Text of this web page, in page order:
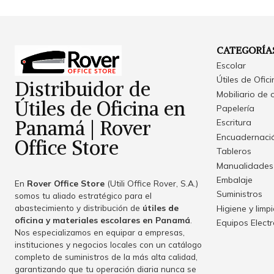
Distribuidor de
Útiles de Oficina en
Panamá | Rover
Office Store
En Rover Office Store (Utili Office Rover, S.A.)
somos tu aliado estratégico para el
abastecimiento y distribución de útiles de
oficina y materiales escolares en Panamá
Nos especializamos en equipar a empresas,
instituciones y negocios locales con un catálogo
completo de suministros de la más alta calidad,
garantizando que tu operación diaria nunca se
Escolar
Útiles de
Mobiliario de
Papelería
Escritura
Tableros
Manualidades
Embalaje
Suministros
Higiene y
Equipos